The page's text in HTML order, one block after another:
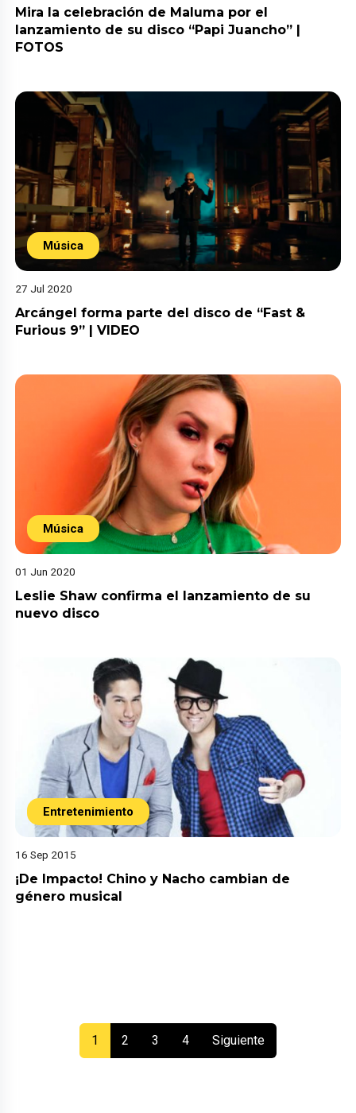
Mira la celebración de Maluma por el
lanzamiento de su disco “Papi Juancho” |
FOTOS
Música
27 Jul 2020
Arcángel forma parte del disco de “Fast &
Furious 9” | VIDEO
Música
01 Jun 2020
Leslie Shaw confirma el lanzamiento de su
nuevo disco
Entretenimiento
16 Sep 2015
¡De Impacto! Chino y Nacho cambian de
género musical
1 (current)
2 3 4 Siguiente